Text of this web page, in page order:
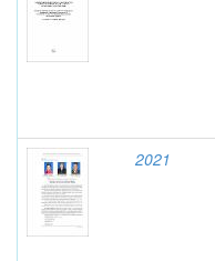
2021